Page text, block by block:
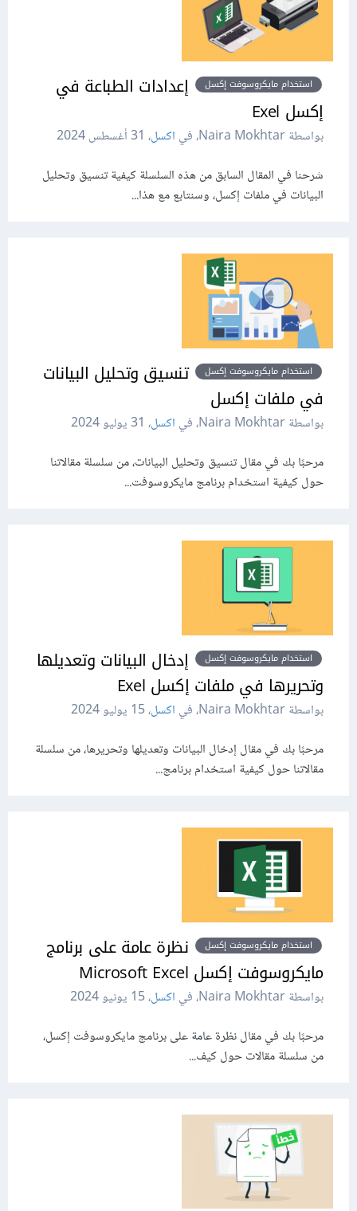
استخدام مايكروسوفت إكسل
إعدادات الطباعة في
إكسل Exel
بواسطة Naira Mokhtar، في اكسل، 31 أغسطس 2024
شرحنا في المقال السابق من هذه السلسلة كيفية تنسيق وتحليل
البيانات في ملفات إكسل، وسنتابع مع هذا...
استخدام مايكروسوفت إكسل
تنسيق وتحليل البيانات
في ملفات إكسل
بواسطة Naira Mokhtar، في اكسل، 31 يوليو 2024
مرحبًا بك في مقال تنسيق وتحليل البيانات، من سلسلة مقالاتنا
حول كيفية استخدام برنامج مايكروسوفت...
استخدام مايكروسوفت إكسل
إدخال البيانات وتعديلها
وتحريرها في ملفات إكسل Exel
بواسطة Naira Mokhtar، في اكسل،15 يوليو 2024
مرحبًا بك في مقال إدخال البيانات وتعديلها وتحريرها، من سلسلة
مقالاتنا حول كيفية استخدام برنامج...
استخدام مايكروسوفت إكسل
نظرة عامة على برنامج
مايكروسوفت إكسل Microsoft Excel
بواسطة Naira Mokhtar، في اكسل،15 يونيو 2024
مرحبًا بك في مقال نظرة عامة على برنامج مايكروسوفت إكسل،
من سلسلة مقالات حول كيف...